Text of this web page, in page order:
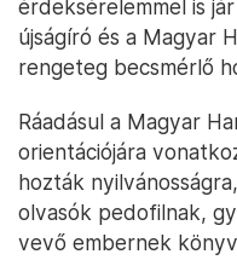
érdeksérelemmel is
újságíró és a Magyar
rengeteg becsmérlő
Ráadásul a Magyar
orientációjára
hozták
olvasók pedofilnak,
vevő embernek